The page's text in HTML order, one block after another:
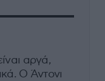
αργά,
Ο Άντονι